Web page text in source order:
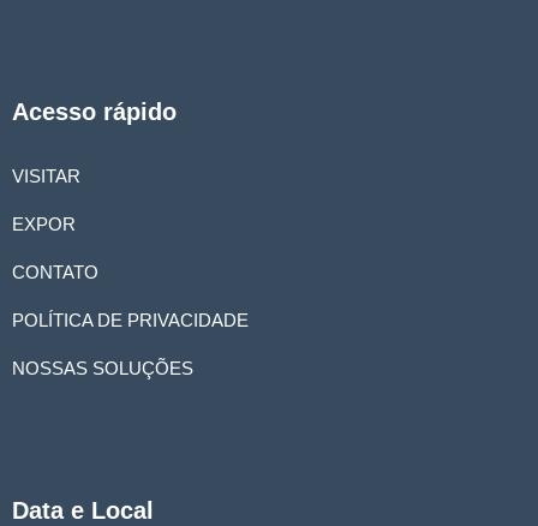
Acesso rápido
VISITAR
EXPOR
CONTATO
POLÍTICA DE PRIVACIDADE
NOSSAS SOLUÇÕES
Data e Local